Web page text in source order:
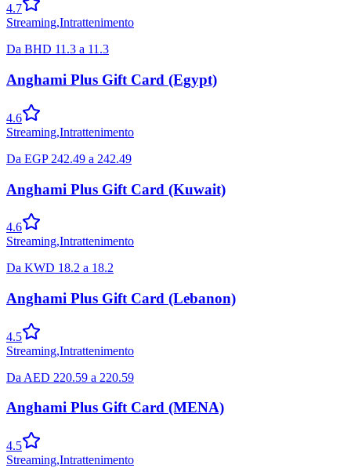
4.7
Streaming,Intrattenimento
Da BHD 11.3 a 11.3
Anghami Plus Gift Card (Egypt)
4.6
Streaming,Intrattenimento
Da EGP 242.49 a 242.49
Anghami Plus Gift Card (Kuwait)
4.6
Streaming,Intrattenimento
Da KWD 18.2 a 18.2
Anghami Plus Gift Card (Lebanon)
4.5
Streaming,Intrattenimento
Da AED 220.59 a 220.59
Anghami Plus Gift Card (MENA)
4.5
Streaming,Intrattenimento